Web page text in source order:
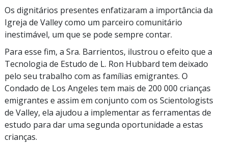
Os dignitários presentes enfatizaram a importância da
Igreja de Valley como um parceiro comunitário
inestimável, um que se pode sempre contar.
Para esse fim, a Sra. Barrientos, ilustrou o efeito que a
Tecnologia de Estudo de L. Ron Hubbard tem deixado
pelo seu trabalho com as famílias emigrantes. O
Condado de Los Angeles tem mais de 200 000 crianças
emigrantes e assim em conjunto com os Scientologists
de Valley, ela ajudou a implementar as ferramentas de
estudo para dar uma segunda oportunidade a estas
crianças.